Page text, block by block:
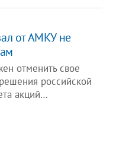
от АМКУ не
отменить свое
российской
акций…